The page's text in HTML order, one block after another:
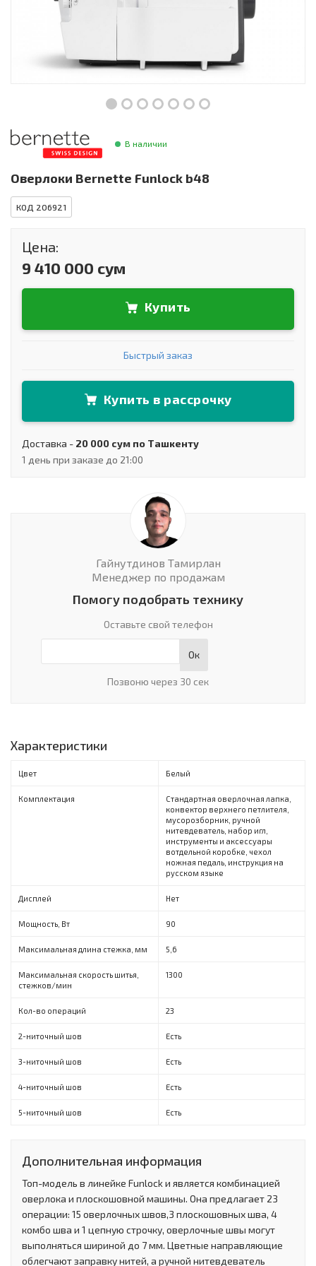
Инструменты и техника
Товары для дома
Красота и здоровье
Сантехника В наличии
Оверлоки Bernette Funlock b48
КОД 206921
Цена:
9 410 000 сум
Купить
Быстрый заказ
Купить в рассрочку
Доставка - 20 000 сум по Ташкенту
1 день при заказе до 21:00
Гайнутдинов Тамирлан
Менеджер по продажам
Помогу подобрать технику
Оставьте свой телефон
Ок
Позвоню через 30 сек
Характеристики
Цвет Белый
Комплектация
Стандартная оверлочная лапка,
конвектор верхнего петлителя,
мусорозборник, ручной
нитевдеватель, набор игл,
инструменты и аксессуары
вотдельной коробке, чехол
ножная педаль, инструкция на
русском языке
Дисплей Нет
Мощность, Вт 90
Максимальная длина стежка, мм 5,6
Максимальная скорость шитья,
стежков/мин
1300
Кол-во операций 23
2-ниточный шов Есть
3-ниточный шов Есть
4-ниточный шов Есть
5-ниточный шов Есть
Дополнительная информация
Топ-модель в линейке Funlock и является комбинацией
оверлока и плоскошовной машины. Она предлагает 23
операции: 15 оверлочных швов,3 плоскошовных шва, 4
комбо шва и 1 цепную строчку, оверлочные швы могут
выполняться шириной до 7 мм. Цветные направляющие
облегчают заправку нитей, а ручной нитевдеватель